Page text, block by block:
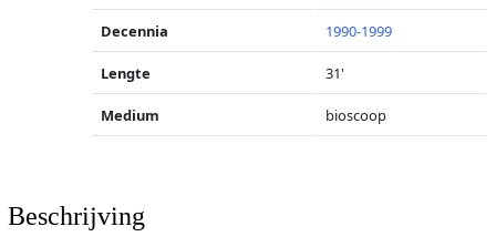
Decennia 1990-1999
Lengte 31'
Medium bioscoop
Beschrijving